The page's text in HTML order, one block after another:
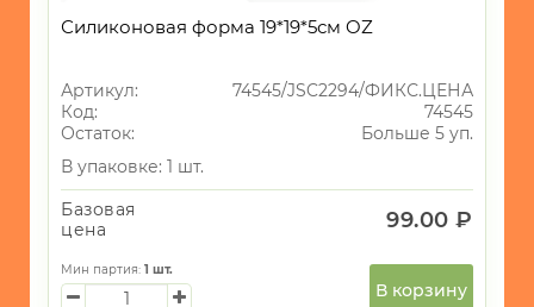
Силиконовая форма 19*19*5см OZ
Артикул:
74545/JSC2294/ФИКС.ЦЕНА
Код:
74545
Остаток:
Больше 5 уп.
В упаковке: 1 шт.
Базовая
цена
99.00 ₽
Мин партия: 1 шт.
В корзину